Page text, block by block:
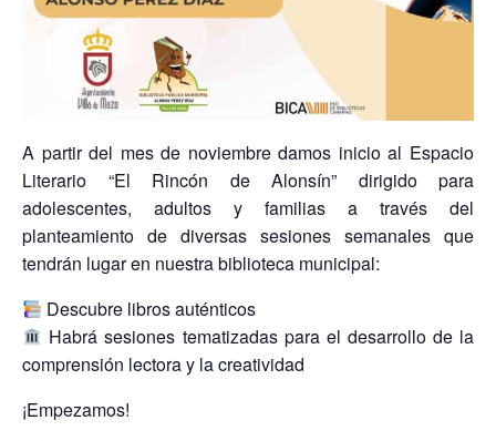
A partir del mes de noviembre damos inicio al Espacio
Literario “El Rincón de Alonsín” dirigido para
adolescentes, adultos y familias a través del
planteamiento de diversas sesiones semanales que
tendrán lugar en nuestra biblioteca municipal:
Descubre libros auténticos
Habrá sesiones tematizadas para el desarrollo de la
comprensión lectora y la creatividad
¡Empezamos!